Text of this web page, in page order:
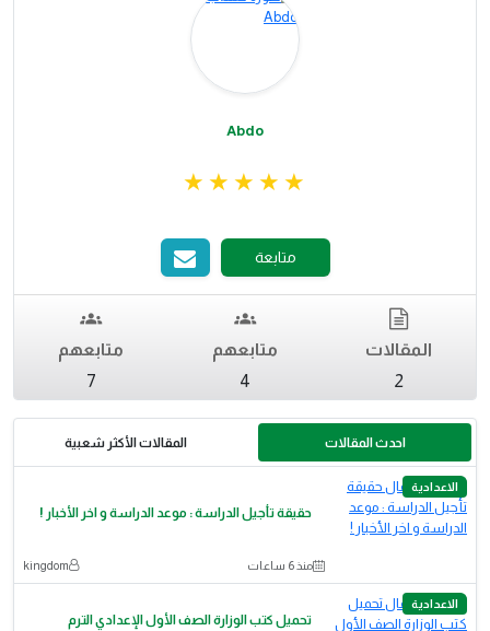
Abdo
متابعة
المقالات
2
متابعهم
4
متابعهم
7
احدث المقالات المقالات الأكثر شعبية
الاعدادية
حقيقة تأجيل الدراسة : موعد الدراسة و اخر الأخبار !
منذ 6 ساعات kingdom
الاعدادية
تحميل كتب الوزارة الصف الأول الإعدادي الترم